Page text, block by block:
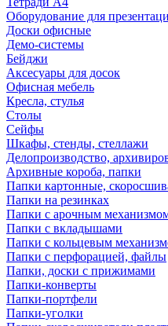
Оборудование для
Доски офисные
Демо-системы
Бейджи
Аксесуары для досок
Офисная мебель
Кресла, стулья
Столы
Сейфы
Шкафы, стенды, стеллажи
Делопроизводство,
Архивные короба, папки
Папки картонные,
Папки на резинках
Папки с арочным
Папки с вкладышами
Папки с кольцевым
Папки с перфорацией, файлы
Папки, доски с прижимами
Папки-конверты
Папки-портфели
Папки-уголки